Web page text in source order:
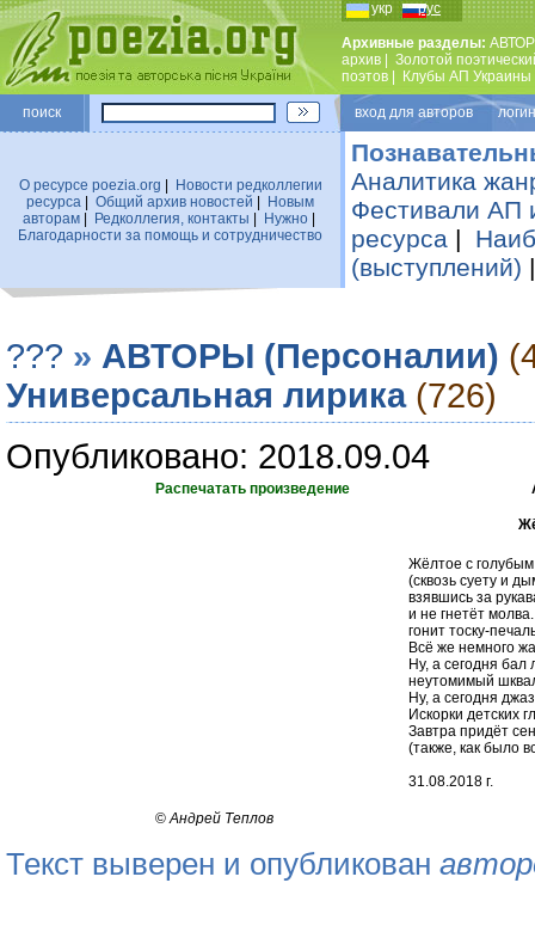
укр рус
Архивные разделы:
архив
Золотой
поэтов
Клубы АП Украины
поиск вход для авторов
О ресурсе poezia.org
Новости редколлегии
ресурса
Общий архив новостей
Новым
авторам| Редколлегия, контакты Нужно|
Благодарности за помощь и сотрудничество
Аналитика
Фестивали АП
ресурса |
(выступлений)
??? » АВТОРЫ (Персоналии)
Универсальная лирика (726)
Опубликовано: 2018.09.04
Распечатать произведение
Жёлтое с
(сквозь суету и
взявшись за
и не гнетёт
гонит тоску-
Всё же немного
Ну, а сегодня бал
неутомимый
Ну, а сегодня
Искорки детских
Завтра придёт
(также, как было
31.08.2018 г.
©Андрей Теплов
Текст выверен и опубликован